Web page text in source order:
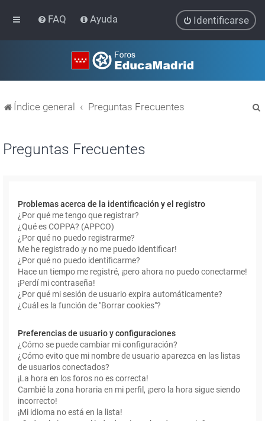
FAQ Ayuda Identificarse
Índice general Preguntas Frecuentes
Preguntas Frecuentes
Problemas acerca de la identificación y el registro
¿Por qué me tengo que registrar?
¿Qué es COPPA? (APPCO)
¿Por qué no puedo registrarme?
Me he registrado ¡y no me puedo identificar!
¿Por qué no puedo identificarme?
Hace un tiempo me registré, ¡pero ahora no puedo conectarme!
¡Perdí mi contraseña!
¿Por qué mi sesión de usuario expira automáticamente?
¿Cuál es la función de "Borrar cookies"?
Preferencias de usuario y configuraciones
¿Cómo se puede cambiar mi configuración?
¿Cómo evito que mi nombre de usuario aparezca en las listas
de usuarios conectados?
¡La hora en los foros no es correcta!
Cambié la zona horaria en mi perfil, ¡pero la hora sigue siendo
incorrecto!
¡Mi idioma no está en la lista!